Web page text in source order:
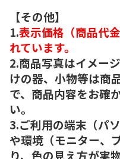
【その他】
1.表示価格（商品代
れています。
2.商品写真はイメー
けの器、小物等は商
で、商品内容をお確
い。
3.ご利用の端末（パ
や環境（モニター、
り、色の見え方が実